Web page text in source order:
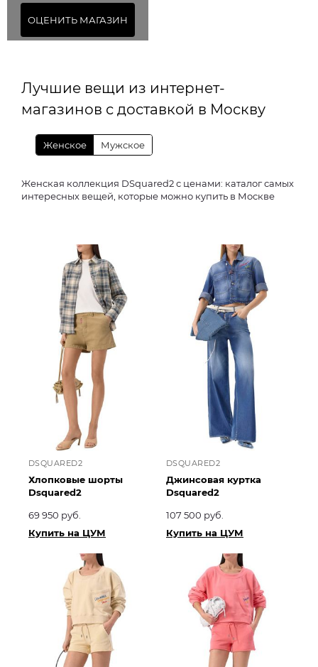
ОЦЕНИТЬ МАГАЗИН
Лучшие вещи из интернет-
магазинов с доставкой в Москву
Женское Мужское
Женская коллекция DSquared2 с ценами: каталог самых
интересных вещей, которые можно купить в Москве
DSQUARED2
Хлопковые шорты
Dsquared2
69 950 руб.
Купить на ЦУМ
DSQUARED2
Джинсовая куртка
Dsquared2
107 500 руб.
Купить на ЦУМ